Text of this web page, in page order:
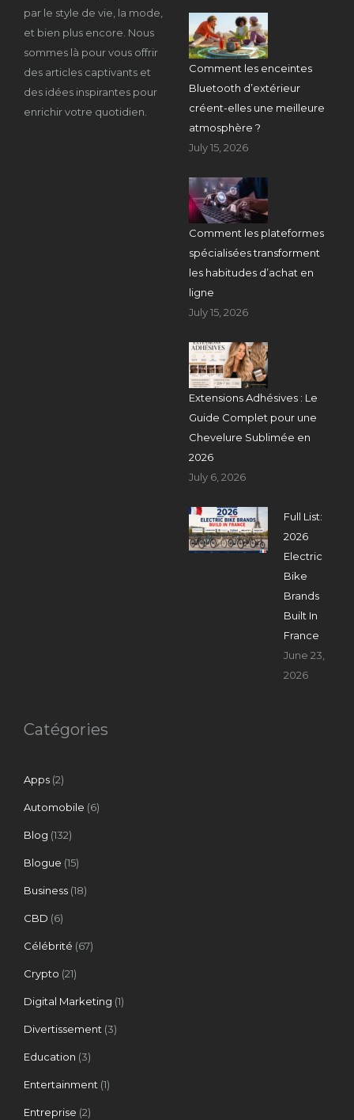
par le style de vie, la mode,
et bien plus encore. Nous
sommes là pour vous offrir
des articles captivants et
des idées inspirantes pour
enrichir votre quotidien.
Comment les enceintes
Bluetooth d’extérieur
créent-elles une meilleure
atmosphère ?
July 15, 2026
Comment les plateformes
spécialisées transforment
les habitudes d’achat en
ligne
July 15, 2026
Extensions Adhésives : Le
Guide Complet pour une
Chevelure Sublimée en
2026
July 6, 2026
Full List:
2026
Electric
Bike
Brands
Built In
France
June 23,
2026
Catégories
Apps (2)
Automobile (6)
Blog (132)
Blogue (15)
Business (18)
CBD (6)
Célébrité (67)
Crypto (21)
Digital Marketing (1)
Divertissement (3)
Education (3)
Entertainment (1)
Entreprise (2)